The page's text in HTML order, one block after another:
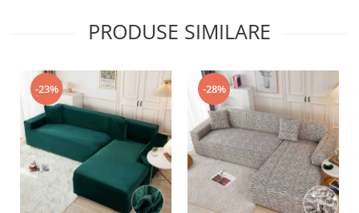
PRODUSE SIMILARE
-23% -28%